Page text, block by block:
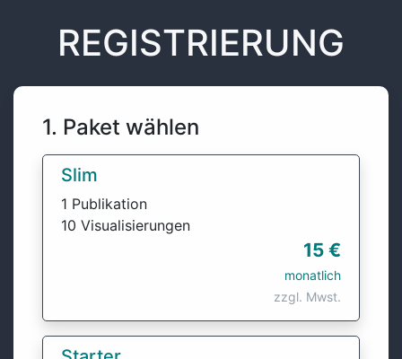
REGISTRIERUNG
1. Paket wählen
Slim
1 Publikation
10 Visualisierungen
15 €
monatlich
zzgl. Mwst.